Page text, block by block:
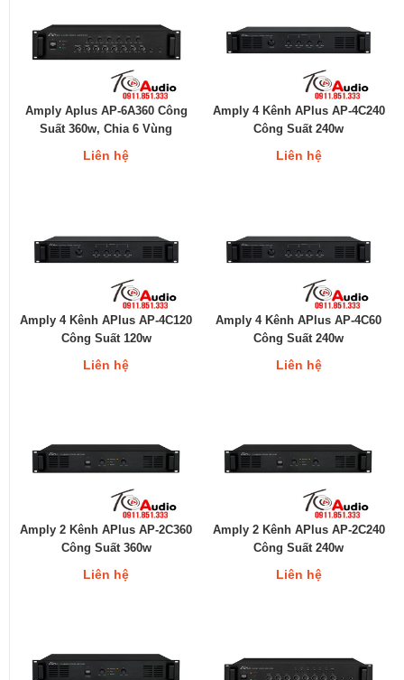
Amply Aplus AP-6A360 Công
Suất 360w, Chia 6 Vùng
Liên hệ
Amply 4 Kênh APlus AP-4C240
Công Suất 240w
Liên hệ
Amply 4 Kênh APlus AP-4C120
Công Suất 120w
Liên hệ
Amply 4 Kênh APlus AP-4C60
Công Suất 240w
Liên hệ
Amply 2 Kênh APlus AP-2C360
Công Suất 360w
Liên hệ
Amply 2 Kênh APlus AP-2C240
Công Suất 240w
Liên hệ